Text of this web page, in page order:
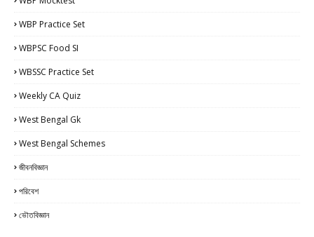
WBP Practice Set
WBPSC Food SI
WBSSC Practice Set
Weekly CA Quiz
West Bengal Gk
West Bengal Schemes
জীবনবিজ্ঞান
পরিবেশ
ভৌতবিজ্ঞান